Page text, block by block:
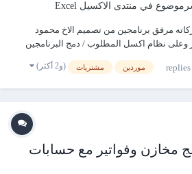
في منتدى الاكسيل Excel
مرفق برنامجين من تصميم الاخ محمود
نظام اكسل المطلوب / دمج البرنامجين
موردين مشتريات (و2 أكثر)
مخازن وفواتير مع حسابات